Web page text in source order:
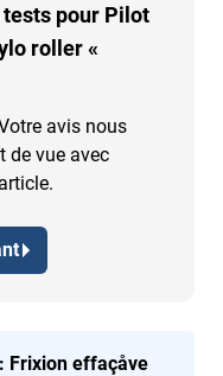
pour Pilot
roller «
avis nous
de vue avec
Frixion effaçåve